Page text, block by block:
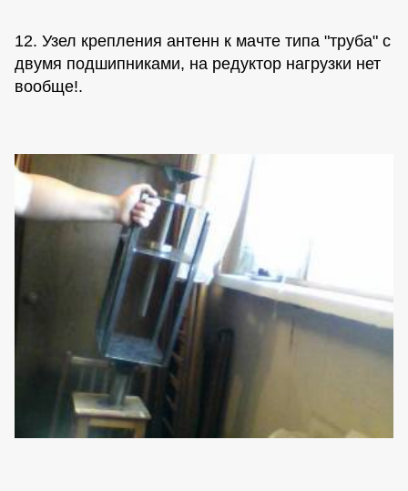
12. Узел крепления антенн к мачте типа "труба" с
двумя подшипниками, на редуктор нагрузки нет
вообще!.